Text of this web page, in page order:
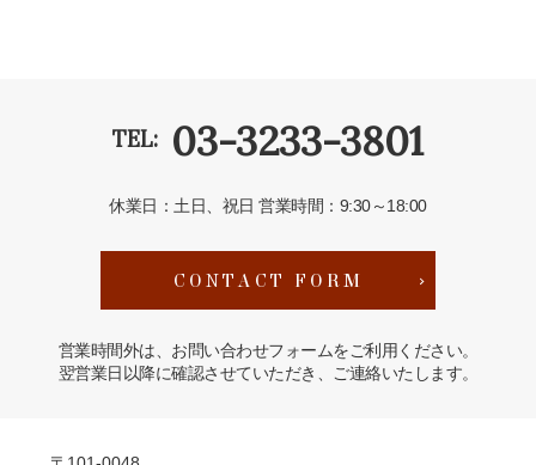
TEL: 03-3233-3801
休業日：土日、祝日営業時間：9:30～18:00
CONTACT FORM
営業時間外は、お問い合わせフォームをご利用ください。
翌営業日以降に確認させていただき、ご連絡いたします。